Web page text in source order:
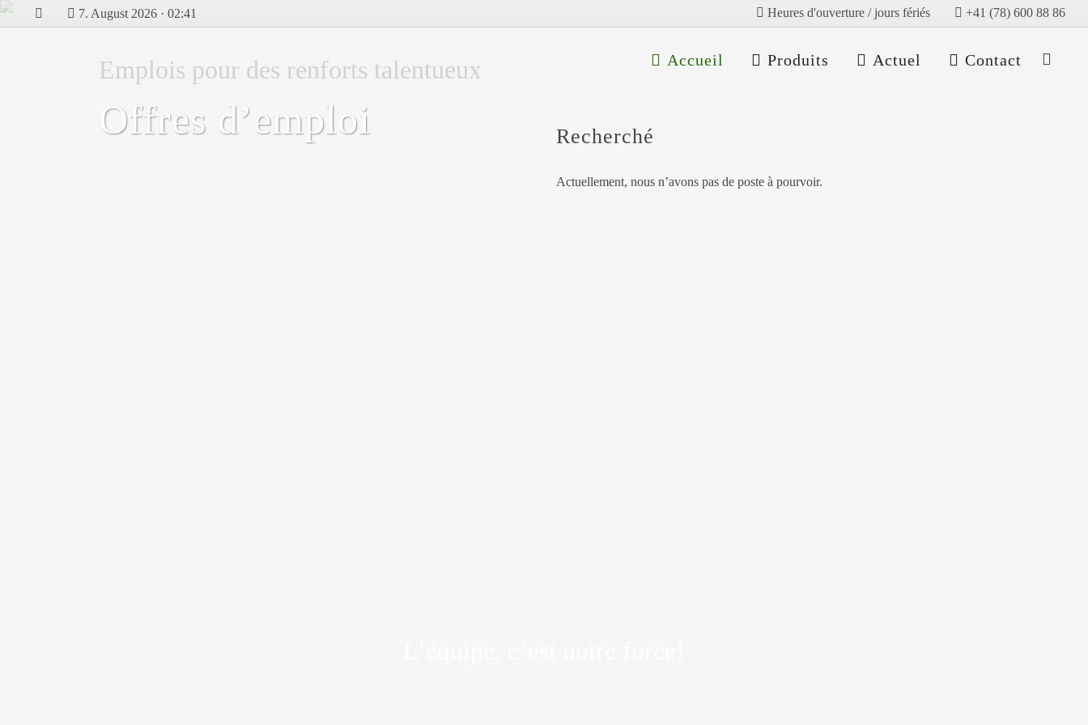
7. August 2026 · 02:41 Heures d'ouverture / jours fériés +41 (78) 600 88 86
Accueil Produits Actuel Contact
Offres d’emploi
Emplois pour des renforts talentueux
Recherché
Actuellement, nous n’avons pas de poste à pourvoir.